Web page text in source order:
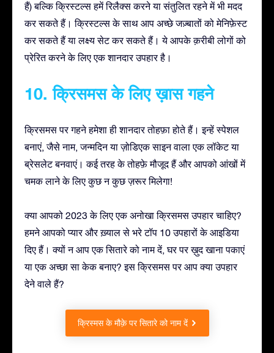
हैं) बल्कि क्रिस्टल्स हमें रिलैक्स करने या संतुलित रहने में भी मदद
कर सकते हैं। क्रिस्टल्स के साथ आप अच्छे जज़्बातों को मेनिफ़ेस्ट
कर सकते हैं या लक्ष्य सेट कर सकते हैं। ये आपके क़रीबी लोगों को
प्रेरित करने के लिए एक शानदार उपहार है।
10. क्रिसमस के लिए ख़ास गहने
क्रिसमस पर गहने हमेशा ही शानदार तोहफ़ा होते हैं। इन्हें स्पेशल
बनाएं, जैसे नाम, जन्मदिन या ज़ोडिएक साइन वाला एक लॉकेट या
ब्रेसलेट बनवाएं। कई तरह के तोहफ़े मौजूद हैं और आपको आंखों में
चमक लाने के लिए कुछ न कुछ ज़रूर मिलेगा!
क्या आपको 2023 के लिए एक अनोखा क्रिसमस उपहार चाहिए?
हमने आपको प्यार और ख़्याल से भरे टॉप 10 उपहारों के आइडिया
दिए हैं। क्यों न आप एक सितारे को नाम दें, घर पर ख़ुद खाना पकाएं
या एक अच्छा सा केक बनाए? इस क्रिसमस पर आप क्या उपहार
देने वाले हैं?
क्रिस्मस के मौक़े पर सितारे को नाम दें